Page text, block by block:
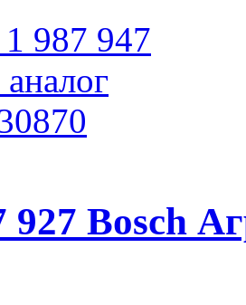
927 Bosch